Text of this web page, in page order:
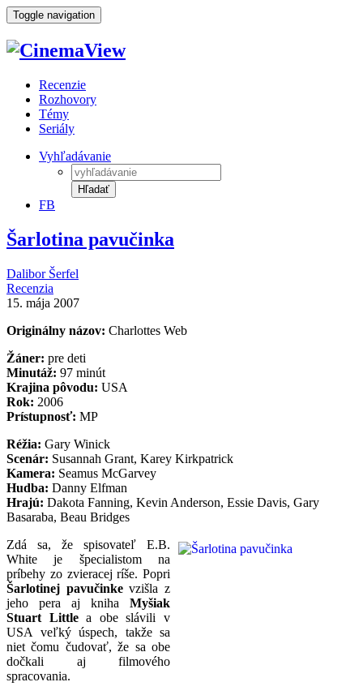
Toggle navigation
Recenzie
Rozhovory
Témy
Seriály
Vyhľadávanie
Hľadať
FB
Šarlotina pavučinka
Dalibor Šerfel
Recenzia
15. mája 2007
Originálny názov: Charlottes Web
Žáner: pre deti
Minutáž: 97 minút
Krajina pôvodu: USA
Rok: 2006
Prístupnosť: MP
Réžia: Gary Winick
Scenár: Susannah Grant, Karey Kirkpatrick
Kamera: Seamus McGarvey
Hudba: Danny Elfman
Hrajú: Dakota Fanning, Kevin Anderson, Essie Davis, Gary
Basaraba, Beau Bridges
Zdá sa, že spisovateľ E.B.
White je špecialistom na
príbehy zo zvieracej ríše. Popri
Šarlotinej pavučinkevzišla z
jeho pera aj kniha Myšiak
Stuart Littlea obe slávili v
USA veľký úspech, takže sa
niet čomu čudovať, že sa obe
dočkali aj filmového
spracovania.